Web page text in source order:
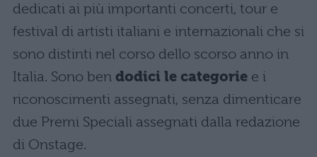
dedicati ai più importanti concerti, tour e
festival di artisti italiani e internazionali che si
sono distinti nel corso dello scorso anno in
Italia. Sono ben dodici le categorie e i
riconoscimenti assegnati, senza dimenticare
due Premi Speciali assegnati dalla redazione
di Onstage.